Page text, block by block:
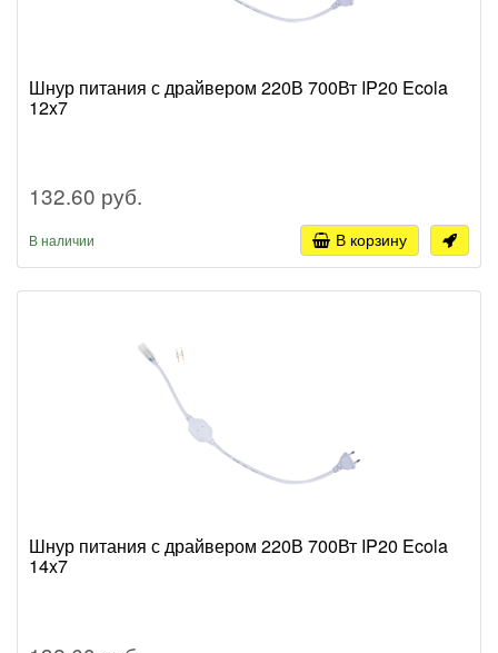
Шнур питания с драйвером 220В 700Вт IP20 Ecola
12x7
132.60 руб.
В наличии В корзину
Шнур питания с драйвером 220В 700Вт IP20 Ecola
14x7